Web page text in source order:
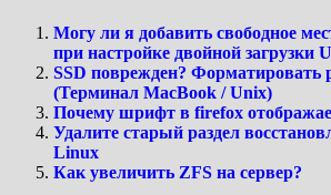
Могу ли я добавить свободное
при настройке двойной загрузки
SSD поврежден? Форматировать
(Терминал MacBook / Unix)
Почему шрифт в firefox
Удалите старый раздел
Linux
Как увеличить ZFS на сервер?